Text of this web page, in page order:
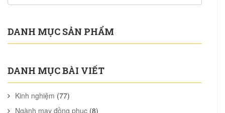
DANH MỤC SẢN PHẨM
DANH MỤC BÀI VIẾT
Kinh nghiệm (77)
Ngành may đồng phục (8)